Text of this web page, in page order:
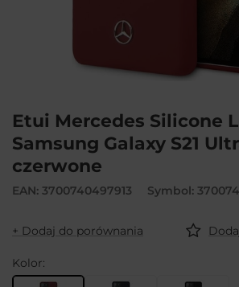
Etui Mercedes Silicone
Samsung Galaxy S21
czerwone
EAN: 3700740497913 Symbol:
+ Dodaj do porównania
Kolor